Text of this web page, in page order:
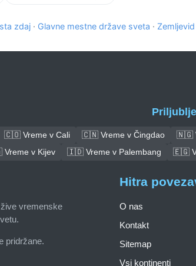
zdaj · Glavne mestne države sveta ·
🇨🇴 Vreme v Cali 🇨🇳 Vreme v Čingdao 🇳🇬
v Kijev
🇮🇩 Vreme v Palembang 🇪🇬
vremenske
pridržane.
Hitra
O nas
Kontakt
Sitemap
Vsi kontinenti